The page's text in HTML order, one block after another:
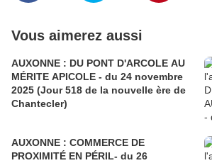
Vous aimerez aussi
AUXONNE : DU PONT D'ARCOLE AU
MÉRITE APICOLE - du 24 novembre
2025 (Jour 518 de la nouvelle ère de
Chantecler)
AUXONNE : COMMERCE DE
PROXIMITÉ EN PÉRIL- du 26